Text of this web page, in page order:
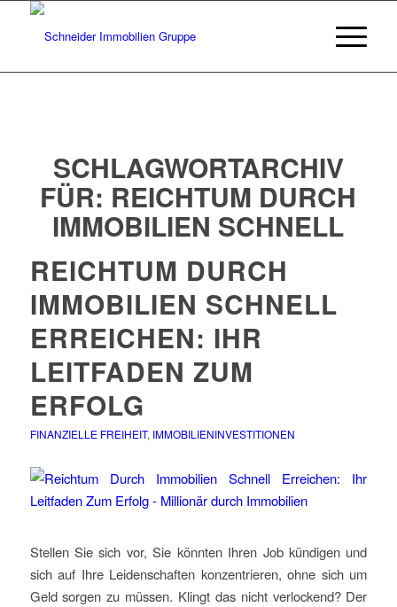
SCHLAGWORTARCHIV
FÜR: REICHTUM DURCH
IMMOBILIEN SCHNELL
REICHTUM DURCH
IMMOBILIEN SCHNELL
ERREICHEN: IHR
LEITFADEN ZUM
ERFOLG
FINANZIELLE FREIHEIT, IMMOBILIENINVESTITIONEN
Stellen Sie sich vor, Sie könnten Ihren Job kündigen und
sich auf Ihre Leidenschaften konzentrieren, ohne sich um
Geld sorgen zu müssen. Klingt das nicht verlockend? Der